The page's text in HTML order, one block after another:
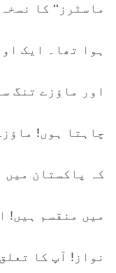
ماسٹرز‘‘ کا
ہوا تھا۔ ایک
اور ماؤزے تنگ
چاہتا ہوں!
کہ پاکستان میں
میں منقسم ہیں!
نواز! آپ کا